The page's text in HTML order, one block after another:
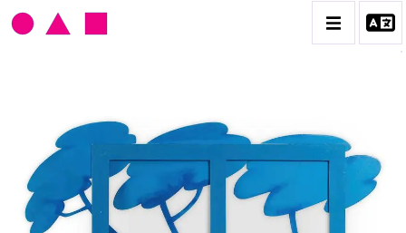
CLAUDE GILLI
BIOGRAPHIE